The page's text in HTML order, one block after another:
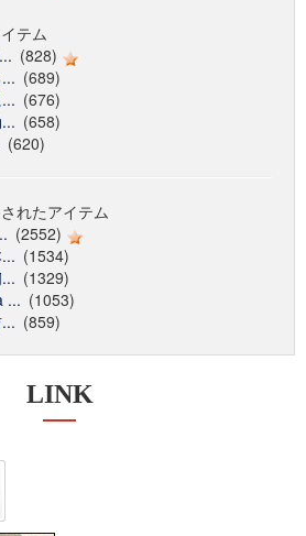
テム
(828)
(689)
(676)
(658)
(620)
れたアイテム
(2552)
(1534)
(1329)
... (1053)
(859)
LINK